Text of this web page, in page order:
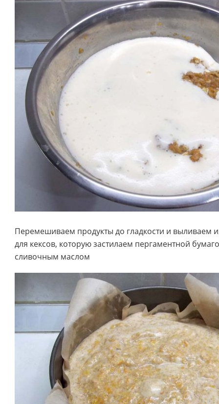
Перемешиваем продукты до гладкости и выливаем
для кексов, которую застилаем пергаментной
сливочным маслом